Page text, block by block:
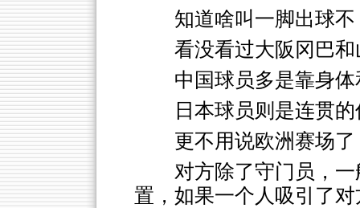
知道啥叫一脚出球
看没看过大阪冈巴
中国球员多是靠身
日本球员则是连贯
更不用说欧洲赛场了
对方除了守门员，
置，如果一个人吸引了